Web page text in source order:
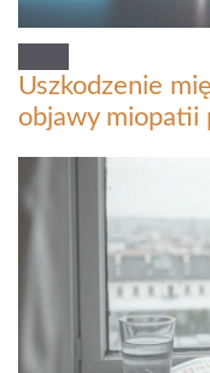
Uszkodzenie
objawy miopatii